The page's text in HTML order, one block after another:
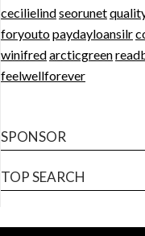
cecilielindseorunet
foryoutopaydayloansilr
winifredarcticgreen
feelwellforever
SPONSOR
TOP SEARCH